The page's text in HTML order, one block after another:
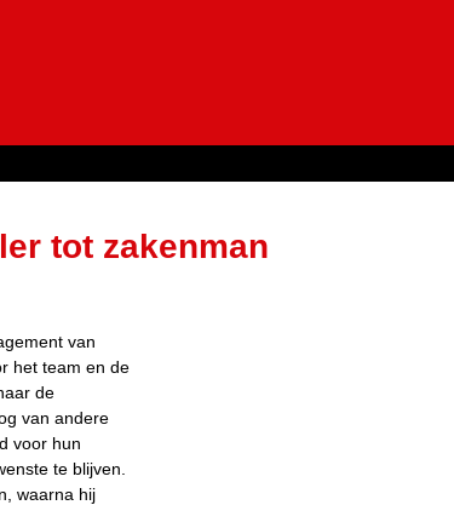
tot zakenman
van
het team en de
de
van andere
voor hun
te blijven.
waarna hij